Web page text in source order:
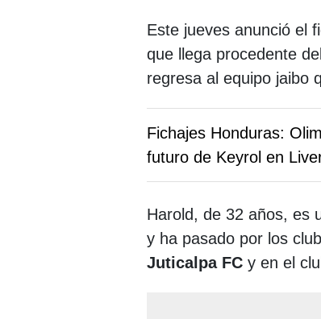
Este jueves anunció el
que llega procedente
regresa al equipo jaibo
Fichajes Honduras:
futuro de Keyrol en
Harold, de 32 años, es
y ha pasado por los
Juticalpa FC y en el